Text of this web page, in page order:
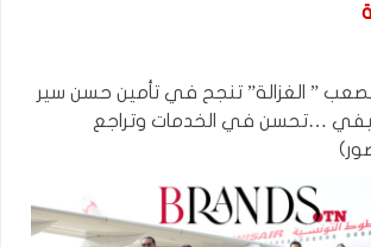
” الغزالة” تنجح في تأمين حسن سير
…تحسن في الخدمات وتراجع